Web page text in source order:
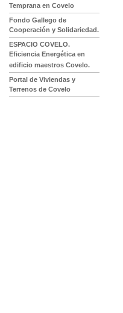
Temprana en Covelo
Fondo Gallego de
Cooperación y Solidariedad.
ESPACIO COVELO.
Eficiencia Energética en
edificio maestros Covelo.
Portal de Viviendas y
Terrenos de Covelo